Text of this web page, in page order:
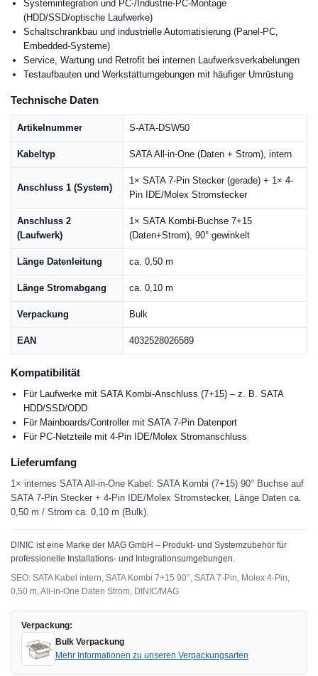
Systemintegration und PC-/Industrie-PC-Montage
(HDD/SSD/optische Laufwerke)
Schaltschrankbau und industrielle Automatisierung (Panel-PC,
Embedded-Systeme)
Service, Wartung und Retrofit bei internen Laufwerksverkabelungen
Testaufbauten und Werkstattumgebungen mit häufiger Umrüstung
Technische Daten
Artikelnummer S-ATA-DSW50
Kabeltyp SATA All-in-One (Daten + Strom), intern
Anschluss 1 (System)
1× SATA 7-Pin Stecker (gerade) + 1× 4-
Pin IDE/Molex Stromstecker
Anschluss 2
(Laufwerk)
1× SATA Kombi-Buchse 7+15
(Daten+Strom), 90° gewinkelt
Länge Datenleitung ca. 0,50 m
Länge Stromabgang ca. 0,10 m
Verpackung Bulk
EAN 4032528026589
Kompatibilität
Für Laufwerke mit SATA Kombi-Anschluss (7+15) – z. B. SATA
HDD/SSD/ODD
Für Mainboards/Controller mit SATA 7-Pin Datenport
Für PC-Netzteile mit 4-Pin IDE/Molex Stromanschluss
Lieferumfang
1× internes SATA All-in-One Kabel: SATA Kombi (7+15) 90° Buchse auf
SATA 7-Pin Stecker + 4-Pin IDE/Molex Stromstecker, Länge Daten ca.
0,50 m / Strom ca. 0,10 m (Bulk).
DINIC ist eine Marke der MAG GmbH – Produkt- und Systemzubehör für
professionelle Installations- und Integrationsumgebungen.
SEO: SATA Kabel intern, SATA Kombi 7+15 90°, SATA 7-Pin, Molex 4-Pin,
0,50 m, All-in-One Daten Strom, DINIC/MAG
Verpackung:
Bulk Verpackung
Mehr Informationen zu unseren Verpackungsarten